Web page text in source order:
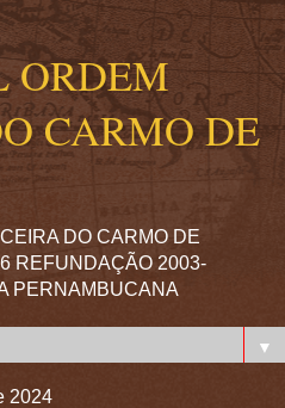
ORDEM
CARMO DE
DO CARMO DE
REFUNDAÇÃO 2003-
PERNAMBUCANA
▼
2024